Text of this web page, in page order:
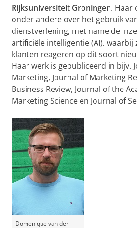
Rijksuniversiteit Groningen. Haar
onder andere over het gebruik
dienstverlening, met name de
artificiële intelligentie (AI), waarbij
klanten reageren op dit soort
Haar werk is gepubliceerd in bijv.
Marketing, Journal of Marketing
Business Review, Journal of the
Marketing Science en Journal of
Domenique van der